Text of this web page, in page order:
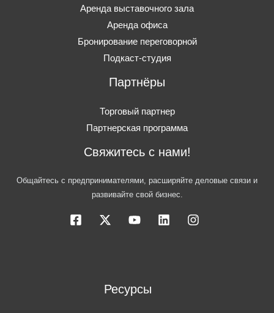
Аренда выставочного зала
Аренда офиса
Бронирование переговорной
Подкаст-студия
Партнёры
Торговый партнер
Партнерская программа
Свяжитесь с нами!
Общайтесь с предпринимателями, расширяйте деловые связи и
развивайте свой бизнес.
Ресурсы